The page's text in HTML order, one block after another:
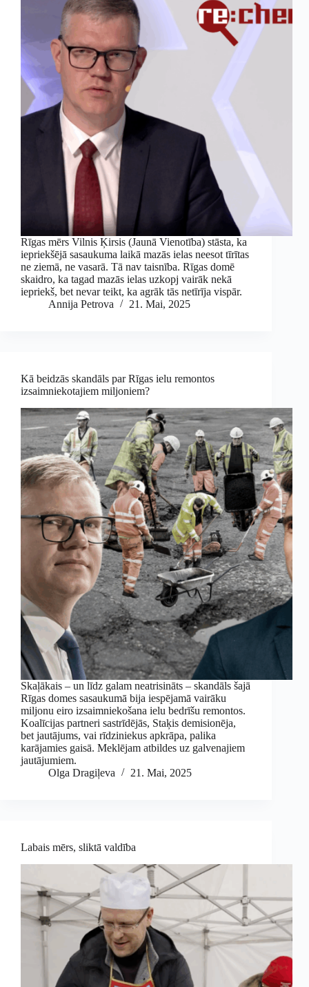
Rīgas mērs Vilnis Ķirsis (Jaunā Vienotība) stāsta, ka
iepriekšējā sasaukuma laikā mazās ielas neesot tīrītas
ne ziemā, ne vasarā. Tā nav taisnība. Rīgas domē
skaidro, ka tagad mazās ielas uzkopj vairāk nekā
iepriekš, bet nevar teikt, ka agrāk tās netīrīja vispār.
Annija Petrova
21. Mai, 2025
Kā beidzās skandāls par Rīgas ielu remontos
izsaimniekotajiem miljoniem?
Skaļākais – un līdz galam neatrisināts – skandāls šajā
Rīgas domes sasaukumā bija iespējamā vairāku
miljonu eiro izsaimniekošana ielu bedrīšu remontos.
Koalīcijas partneri sastrīdējās, Staķis demisionēja,
bet jautājums, vai rīdziniekus apkrāpa, palika
karājamies gaisā. Meklējam atbildes uz galvenajiem
jautājumiem.
Olga Dragiļeva
21. Mai, 2025
Labais mērs, sliktā valdība